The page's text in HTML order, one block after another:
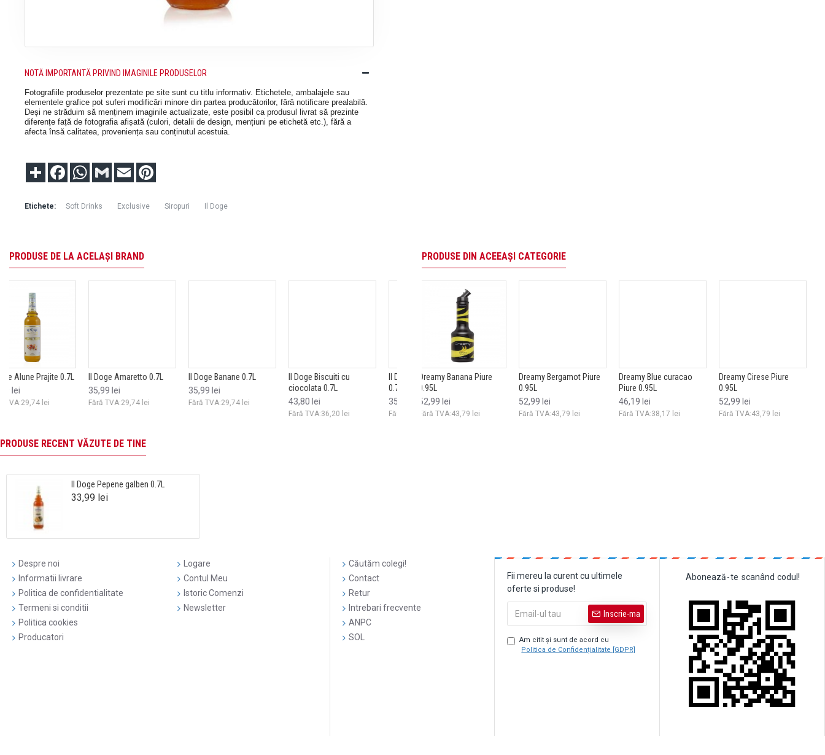
NOTĂ IMPORTANTĂ PRIVIND IMAGINILE PRODUSELOR
Fotografiile produselor prezentate pe site sunt cu titlu informativ. Etichetele, ambalajele sau
elementele grafice pot suferi modificări minore din partea producătorilor, fără notificare prealabilă.
Deși ne străduim să menținem imaginile actualizate, este posibil ca produsul livrat să prezinte
diferențe față de fotografia afișată (culori, detalii de design, mențiuni pe etichetă etc.), fără a
afecta însă calitatea, proveniența sau conținutul acestuia.
PartajareFacebookWhatsApp
Gmail Email
Etichete: Soft Drinks Exclusive Siropuri Il Doge
PRODUSE DE LA ACELAȘI BRAND
Il Doge Amaretto 0.7L
35,99 lei
Fără TVA:29,74 lei
Il Doge Banane 0.7L
35,99 lei
Fără TVA:29,74 lei
Il Doge Biscuiti cu
ciocolata 0.7L
43,80 lei
Il Doge Blue Raspberry
0.7L
35,99 lei
Fără TVA:29,74 lei
Il Doge Bubble Gum 0.7L
35,99 lei
Fără TVA:29,74 lei
Il Doge Busuioc 0.7L
35,99 lei
Fără TVA:29,74 lei
PRODUSE DIN ACEEAȘI CATEGORIE
Barman Pure white sugar
33,10 lei
Barman Soft lime juice
27,70 lei
Dreamy Afine Piure 0.95L
Fără TVA:43,79 lei
Dreamy Banana Piure
0.95L
Fără TVA:43,79 lei
Dreamy Bergamot Piure
0.95L
52,99 lei
Fără TVA:43,79 lei
Dreamy Blue curacao
Piure 0.95L
46,19 lei
Fără TVA:38,17 lei
Dreamy Cirese Piure
0.95L
52,99 lei
Fără TVA:43,79 lei
Dreamy Cocos Piure
0.95L
52,99 lei
Fără TVA:43,79 lei
PRODUSE RECENT VĂZUTE DE TINE
Il Doge Pepene galben 0.7L
33,99 lei
Despre noi
Informatii livrare
Politica de confidentialitate
Termeni si conditii
Politica cookies
Producatori
Logare
Contul Meu
Istoric Comenzi
Newsletter
Căutăm colegi!
Contact
Retur
Intrebari frecvente
ANPC
SOL
Fii mereu la curent cu ultimele
oferte si produse!
Inscrie-ma
Am citit şi sunt de acord cu
Politica de Confidențialitate [GDPR]
Abonează-te scanând codul!